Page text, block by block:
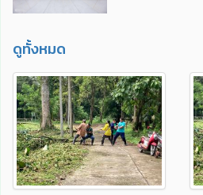
ดูทั้งหมด